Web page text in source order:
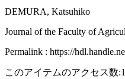
DEMURA, Katsuhiko
Journal of the Faculty of
Permalink : https://
このアイテムのアクセス数: